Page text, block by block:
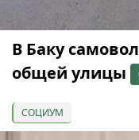
В Баку
общей улицы
СОЦИУМ